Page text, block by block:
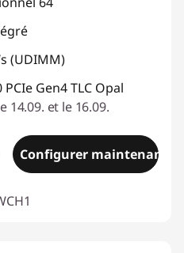
(UDIMM)
Gen4 TLC Opal
14.09. et le 16.09.
Configurer maintenant